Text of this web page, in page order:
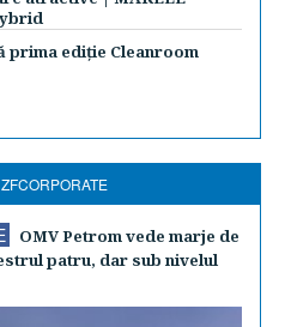
prima ediție Cleanroom
OMV Petrom vede marje de
patru, dar sub nivelul